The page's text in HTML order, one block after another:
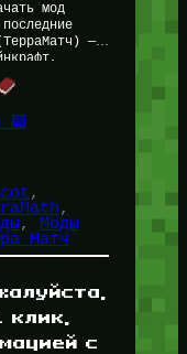
мод
—
мира
🟩
cot
,
Моды
Матч
клик,
с